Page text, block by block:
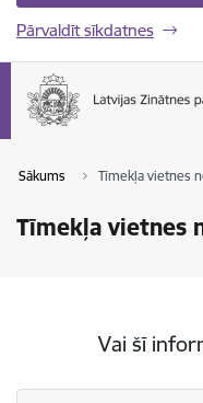
Pārvaldīt sīkdatnes
Sākums Tīmekļa vietnes
Tīmekļa vietnes
Vai šī